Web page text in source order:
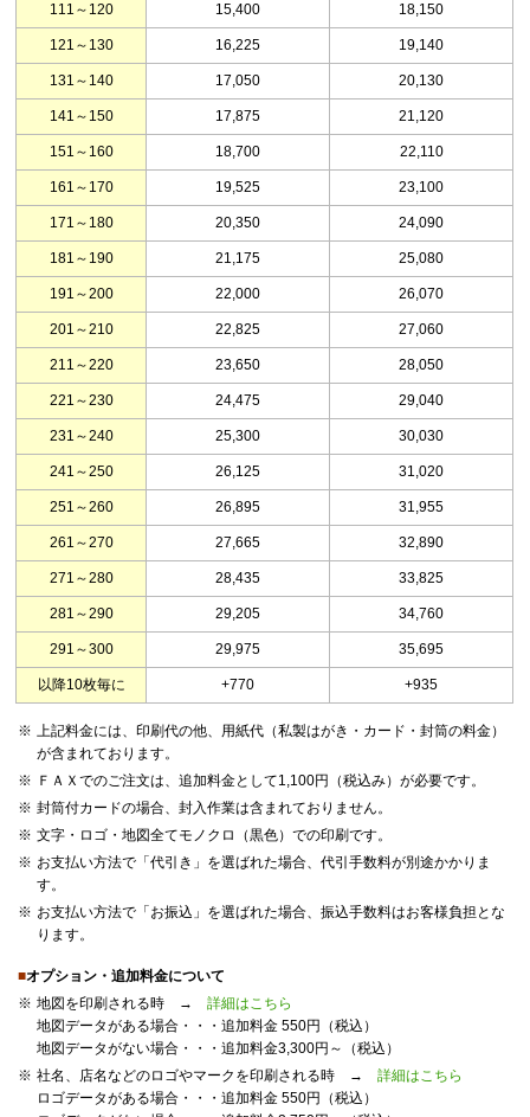
111～120 15,400 18,150
121～130 16,225 19,140
131～140 17,050 20,130
141～150 17,875 21,120
151～160 18,700 22,110
161～170 19,525 23,100
171～180 20,350 24,090
181～190 21,175 25,080
191～200 22,000 26,070
201～210 22,825 27,060
211～220 23,650 28,050
221～230 24,475 29,040
231～240 25,300 30,030
241～250 26,125 31,020
251～260 26,895 31,955
261～270 27,665 32,890
271～280 28,435 33,825
281～290 29,205 34,760
291～300 29,975 35,695
以降10枚毎に +770 +935
※ 上記料金には、印刷代の他、用紙代（私製はがき・カード・封筒の料金）
が含まれております。
※ ＦＡＸでのご注文は、追加料金として1,100円（税込み）が必要です。
※ 封筒付カードの場合、封入作業は含まれておりません。
※ 文字・ロゴ・地図全てモノクロ（黒色）での印刷です。
※ お支払い方法で「代引き」を選ばれた場合、代引手数料が別途かかりま
す。
※ お支払い方法で「お振込」を選ばれた場合、振込手数料はお客様負担とな
ります。
■オプション・追加料金について
※ 地図を印刷される時 →詳細はこちら
地図データがある場合・・・追加料金 550円（税込）
地図データがない場合・・・追加料金3,300円～（税込）
※ 社名、店名などのロゴやマークを印刷される時 →詳細はこちら
ロゴデータがある場合・・・追加料金 550円（税込）